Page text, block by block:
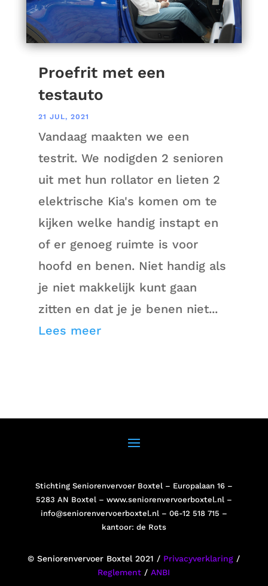
Proefrit met een
testauto
21 JUL, 2021
Vandaag maakten we een
testrit. We nodigden 2 senioren
uit met hun rollator en lieten 2
elektrische Kia's komen om te
kijken welke handig instapt en
of er genoeg ruimte is voor
hoofd en benen. Niet handig als
je niet makkelijk kunt gaan
zitten en dat je je benen niet...
Lees meer
Stichting Seniorenvervoer Boxtel – Europalaan 16 –
5283 AN Boxtel – www.seniorenvervoerboxtel.nl–
info@seniorenvervoerboxtel.nl– 06-12 518 715 –
kantoor: de Rots
© Seniorenvervoer Boxtel 2021 / Privacyverklaring /
Reglement /ANBI